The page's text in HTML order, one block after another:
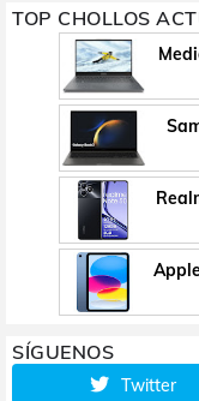
TOP CHOLLOS
SÍGUENOS
Twitter